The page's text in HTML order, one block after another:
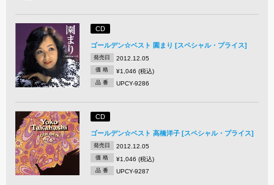
CD
ゴールデン☆ベスト 園まり [スペシャル・プライス]
発売日 2012.12.05
価 格 ¥1,046 (税込)
品 番 UPCY-9286
CD
ゴールデン☆ベスト 高橋洋子 [スペシャル・プライス]
発売日 2012.12.05
価 格 ¥1,046 (税込)
品 番 UPCY-9287